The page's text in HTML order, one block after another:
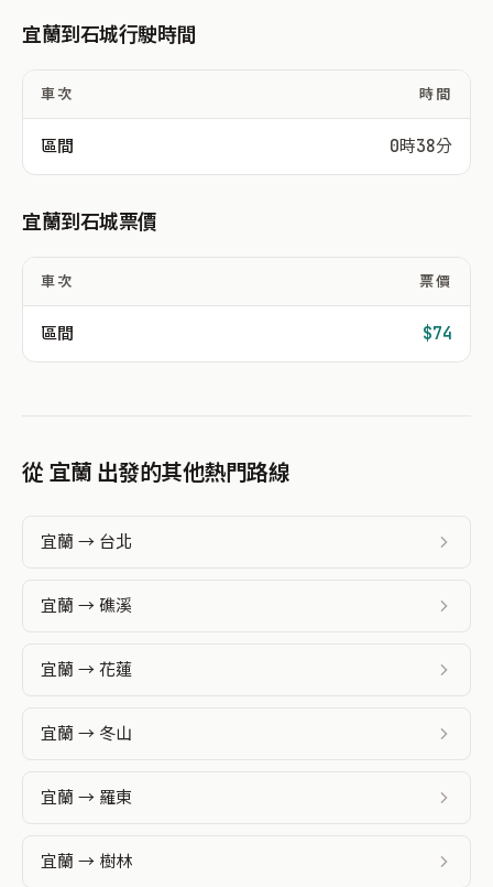
宜蘭到石城行駛時間
車次 時間
區間 0時38分
宜蘭到石城票價
車次 票價
區間 $74
從 宜蘭 出發的其他熱門路線
宜蘭 → 台北
宜蘭 → 礁溪
宜蘭 → 花蓮
宜蘭 → 冬山
宜蘭 → 羅東
宜蘭 → 樹林